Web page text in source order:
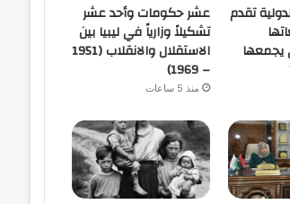
تقدم
يجمعها
عشر حكومات وأحد عشر
تشكيلاً وزارياً في ليبيا بين
الاستقلال والانقلاب (1951
– 1969)
منذ 5 ساعات